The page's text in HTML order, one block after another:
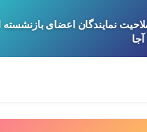
نمایندگان اعضای بازنشسته